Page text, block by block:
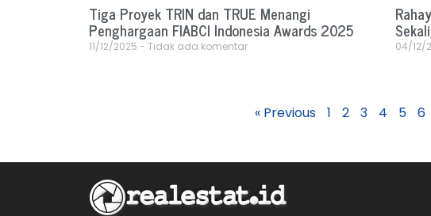
Tiga Proyek TRIN dan TRUE Menangi
Penghargaan FIABCI Indonesia Awards 2025
11/12/2025 Tidak ada komentar 04/12/
« Previous 1 2 3 4 5 6